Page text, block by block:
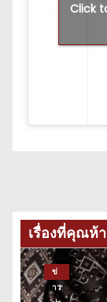
Click
เรื่องที่คุณห้
ข่
าว